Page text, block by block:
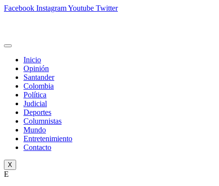
Facebook InstagramYoutube Twitter
Inicio
Opinión
Santander
Colombia
Política
Judicial
Deportes
Columnistas
Mundo
Entretenimiento
Contacto
X
E